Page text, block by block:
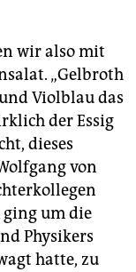
wir also mit
„Gelbroth
Violblau das
der Essig
dieses
von
ging um die
Physikers
hatte, zu